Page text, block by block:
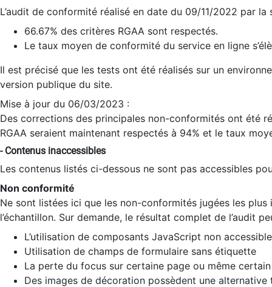
L’audit de conformité réalisé en date du 09/11/2022 par
66.67% des critères RGAA sont respectés.
Le taux moyen de conformité du service en ligne
Il est précisé que les tests ont été réalisés sur un
version publique du site.
Mise à jour du 06/03/2023 :
Des corrections des principales non-conformités ont été
RGAA seraient maintenant respectés à 94% et le taux
- Contenus inaccessibles
Les contenus listés ci-dessous ne sont pas accessibles
Non conformité
Ne sont listées ici que les non-conformités jugées les
l’échantillon. Sur demande, le résultat complet de l’audit
L’utilisation de composants JavaScript non
Utilisation de champs de formulaire sans étiquette
La perte du focus sur certaine page ou même
Des images de décoration possèdent une alternative